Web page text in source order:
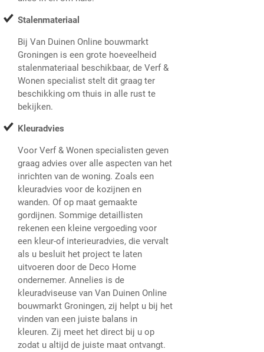
Stalenmateriaal
Bij Van Duinen Online bouwmarkt
Groningen is een grote hoeveelheid
stalenmateriaal beschikbaar, de Verf &
Wonen specialist stelt dit graag ter
beschikking om thuis in alle rust te
bekijken.
Kleuradvies
Voor Verf & Wonen specialisten geven
graag advies over alle aspecten van het
inrichten van de woning. Zoals een
kleuradvies voor de kozijnen en
wanden. Of op maat gemaakte
gordijnen. Sommige detaillisten
rekenen een kleine vergoeding voor
een kleur-of interieuradvies, die vervalt
als u besluit het project te laten
uitvoeren door de Deco Home
ondernemer. Annelies is de
kleuradviseuse van Van Duinen Online
bouwmarkt Groningen, zij helpt u bij het
vinden van een juiste balans in
kleuren. Zij meet het direct bij u op
zodat u altijd de juiste maat ontvangt.